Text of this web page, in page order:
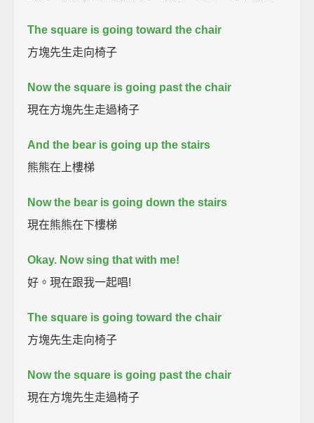
The square is going toward the chair
方塊先生走向椅子
Now the square is going past the chair
現在方塊先生走過椅子
And the bear is going up the stairs
熊熊在上樓梯
Now the bear is going down the stairs
現在熊熊在下樓梯
Okay. Now sing that with me!
好。現在跟我一起唱!
The square is going toward the chair
方塊先生走向椅子
Now the square is going past the chair
現在方塊先生走過椅子